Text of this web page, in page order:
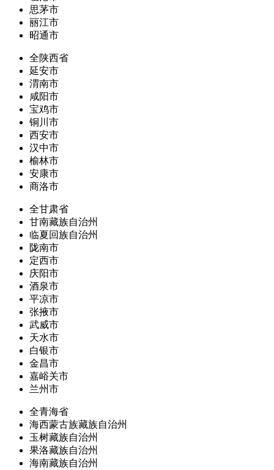
思茅市
丽江市
昭通市
全陕西省
延安市
渭南市
咸阳市
宝鸡市
铜川市
西安市
汉中市
榆林市
安康市
商洛市
全甘肃省
甘南藏族自治州
临夏回族自治州
陇南市
定西市
庆阳市
酒泉市
平凉市
张掖市
武威市
天水市
白银市
金昌市
嘉峪关市
兰州市
全青海省
海西蒙古族藏族自治州
玉树藏族自治州
果洛藏族自治州
海南藏族自治州